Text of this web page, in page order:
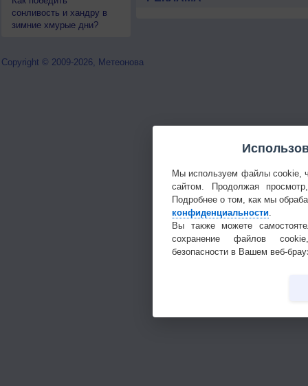
сонливость и хандру в
зимние хмурые дни?
Copyright © 2009-2026, Метеонова
Мы используем файлы cookie,
сайтом. Продолжая
Подробнее о том, как мы
конфиденциальности
Вы также можете
сохранение файлов
безопасности в Вашем веб-